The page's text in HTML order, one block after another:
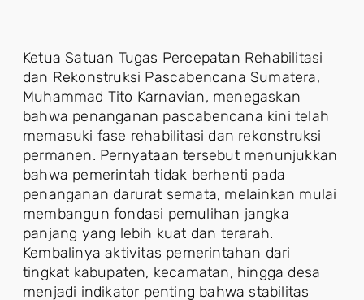
Ketua Satuan Tugas Percepatan Rehabilitasi
dan Rekonstruksi Pascabencana Sumatera,
Muhammad Tito Karnavian, menegaskan
bahwa penanganan pascabencana kini telah
memasuki fase rehabilitasi dan rekonstruksi
permanen. Pernyataan tersebut menunjukkan
bahwa pemerintah tidak berhenti pada
penanganan darurat semata, melainkan mulai
membangun fondasi pemulihan jangka
panjang yang lebih kuat dan terarah.
Kembalinya aktivitas pemerintahan dari
tingkat kabupaten, kecamatan, hingga desa
menjadi indikator penting bahwa stabilitas